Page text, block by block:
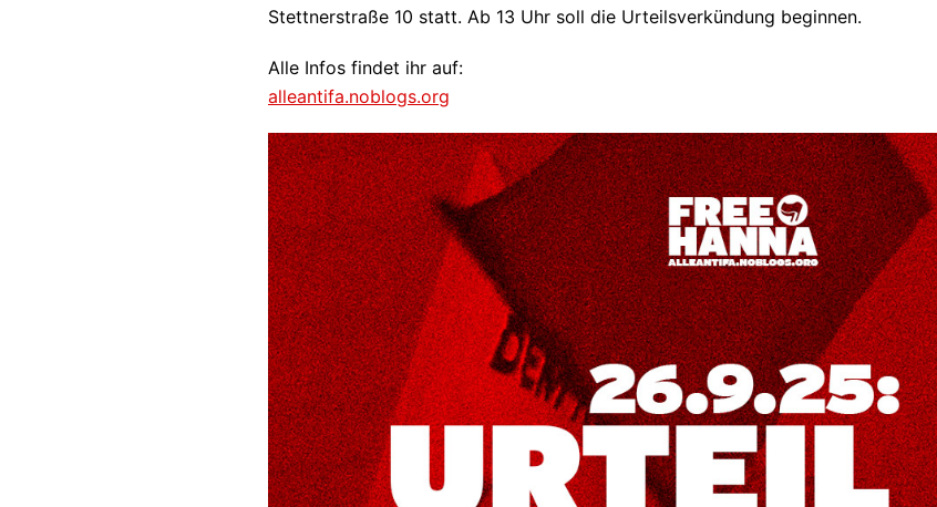
Stettnerstraße 10 statt. Ab 13 Uhr soll die Urteilsverkündung beginnen.
Alle Infos findet ihr auf:
alleantifa.noblogs.org